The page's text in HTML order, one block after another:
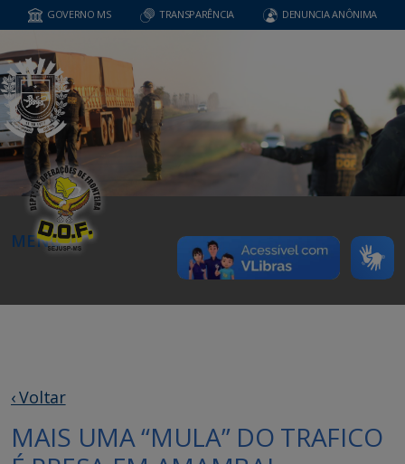
GOVERNO MS TRANSPARÊNCIA DENUNCIA ANÔNIMA
MENU
‹ Voltar
MAIS UMA “MULA” DO TRAFICO